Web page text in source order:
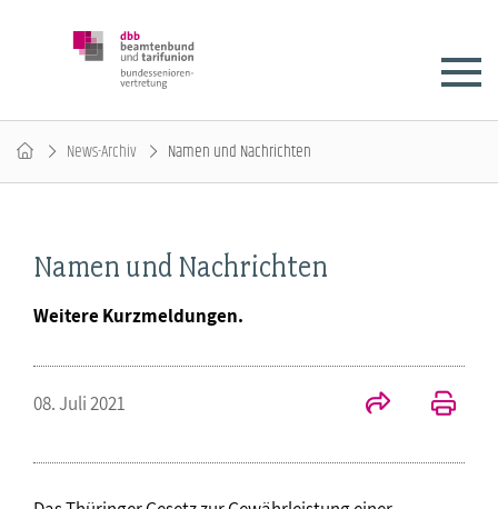
News-Archiv Namen und Nachrichten
Namen und Nachrichten
Weitere Kurzmeldungen.
08. Juli 2021